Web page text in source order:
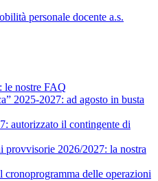
personale docente a.s.
le nostre FAQ
2025-2027: ad agosto in busta
autorizzato il contingente di
provvisorie 2026/2027: la nostra
delle operazioni